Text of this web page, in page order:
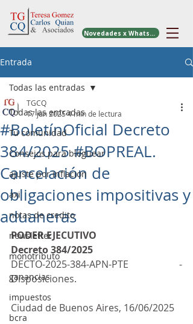
Novedades x WhatsApp
Entrada
Todas las entradas
Tu comunidad
Consejos para bloguear
ajuste por inflacion
axi
notas de credito
newsletter
monotributo
ganancias
impuestos
bcra
Todas las entradas
#BoletínOficial Decreto
384/2025 #BOPREAL.
Cancelación de
obligaciones impositivas y
aduaneras
TGCQ
17 jun 20254 min de lectura
PODER EJECUTIVO
Decreto 384/2025
DECTO-2025-384-APN-PTE -
Disposiciones.
Ciudad de Buenos Aires, 16/06/2025